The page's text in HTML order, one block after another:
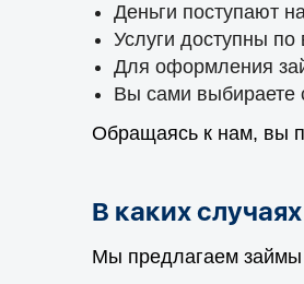
Деньги поступают
Услуги доступны
Для оформления
Вы сами выбираете
Обращаясь к нам, вы
В каких
Мы предлагаем займы